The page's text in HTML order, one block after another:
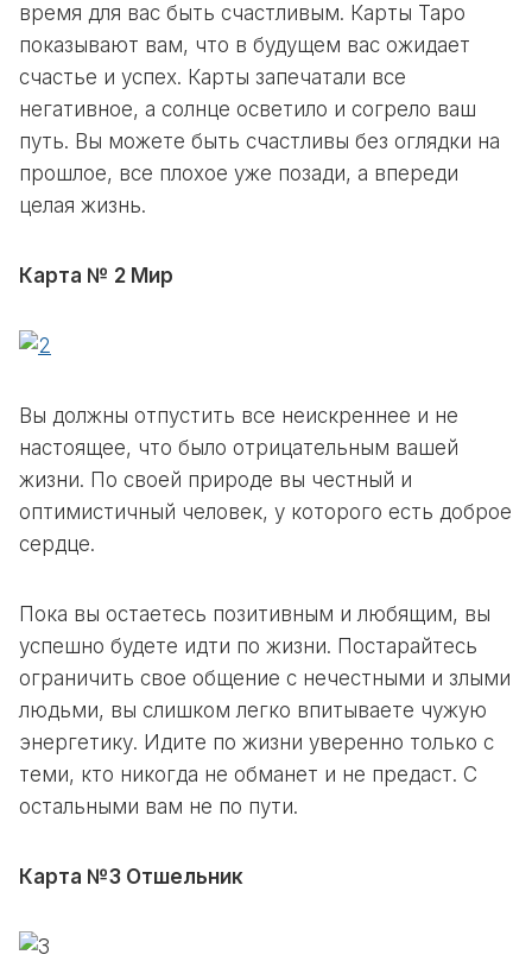
время для вас быть счастливым. Карты Таро
показывают вам, что в будущем вас ожидает
счастье и успех. Карты запечатали все
негативное, а солнце осветило и согрело ваш
путь. Вы можете быть счастливы без оглядки на
прошлое, все плохое уже позади, а впереди
целая жизнь.
Карта № 2 Мир
Вы должны отпустить все неискреннее и не
настоящее, что было отрицательным вашей
жизни. По своей природе вы честный и
оптимистичный человек, у которого есть доброе
сердце.
Пока вы остаетесь позитивным и любящим, вы
успешно будете идти по жизни. Постарайтесь
ограничить свое общение с нечестными и злыми
людьми, вы слишком легко впитываете чужую
энергетику. Идите по жизни уверенно только с
теми, кто никогда не обманет и не предаст. С
остальными вам не по пути.
Карта №3 Отшельник